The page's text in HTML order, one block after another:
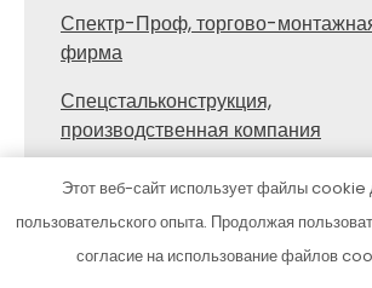
Спектр-Проф, торгово-
фирма
Спецстальконструкция,
производственная компания
Спецстроймеханизация,
Стальгрупп, строительная
Этот веб-сайт использует файлы cookie
пользовательского опыта. Продолжая
согласие на использование файлов